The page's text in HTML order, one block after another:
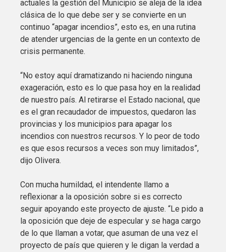
actuales la gestión del Municipio se aleja de la idea
clásica de lo que debe ser y se convierte en un
continuo “apagar incendios”, esto es, en una rutina
de atender urgencias de la gente en un contexto de
crisis permanente.
“No estoy aquí dramatizando ni haciendo ninguna
exageración, esto es lo que pasa hoy en la realidad
de nuestro país. Al retirarse el Estado nacional, que
es el gran recaudador de impuestos, quedaron las
provincias y los municipios para apagar los
incendios con nuestros recursos. Y lo peor de todo
es que esos recursos a veces son muy limitados”,
dijo Olivera.
Con mucha humildad, el intendente llamo a
reflexionar a la oposición sobre si es correcto
seguir apoyando este proyecto de ajuste. “Le pido a
la oposición que deje de especular y se haga cargo
de lo que llaman a votar, que asuman de una vez el
proyecto de país que quieren y le digan la verdad a